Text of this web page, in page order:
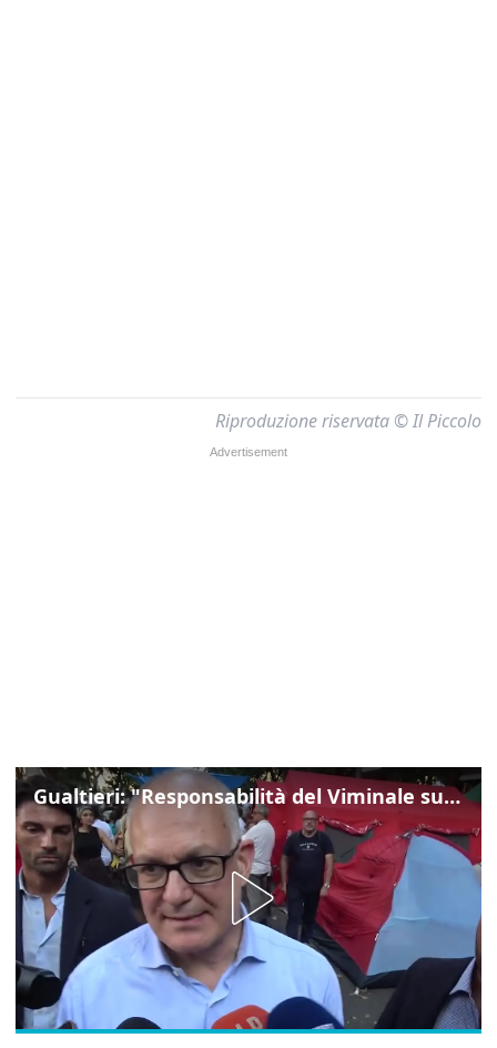
Riproduzione riservata © Il Piccolo
Gualtieri: "Responsabilità del Viminale su Spin Time? La posizione dei partiti è nota"